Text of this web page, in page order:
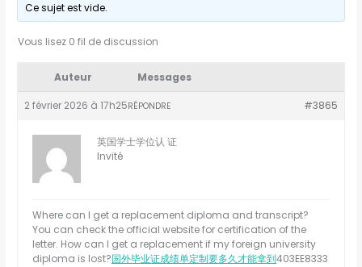
Ce sujet est vide.
Vous lisez 0 fil de discussion
Auteur Messages
2 février 2026 à 17h25 #3865
RÉPONDRE
英国学士学位认 证
Invité
Where can I get a replacement diploma and transcript?
You can check the official website for certification of the
letter. How can I get a replacement if my foreign university
diploma is lost?国外毕业证成绩单定制要多久才能拿到403EE8333